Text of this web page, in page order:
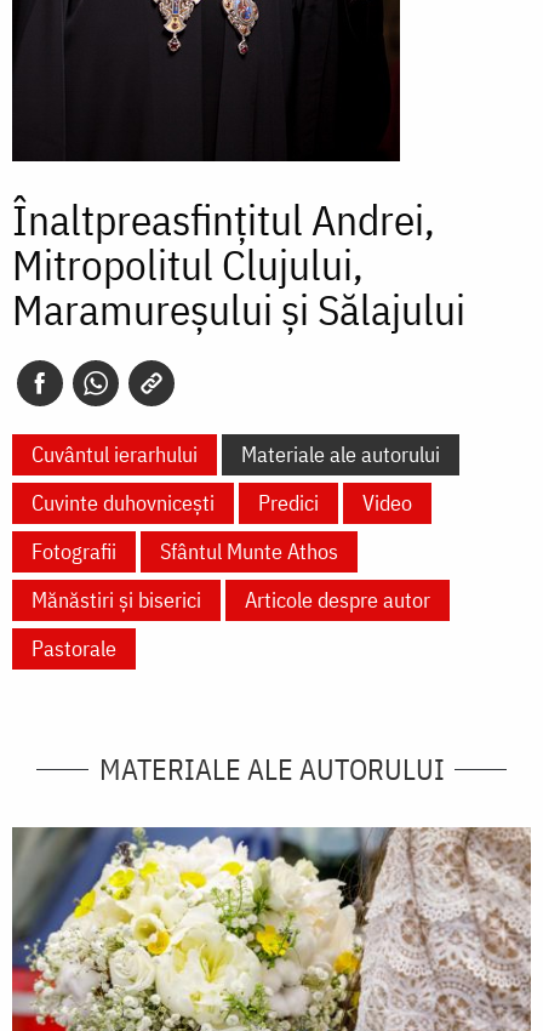
Înaltpreasfințitul Andrei,
Mitropolitul Clujului,
Maramureșului și Sălajului
Cuvântul ierarhului
Materiale ale autorului
Cuvinte duhovnicești
Predici
Video
Fotografii
Sfântul Munte Athos
Mănăstiri și biserici
Articole despre autor
Pastorale
MATERIALE ALE AUTORULUI